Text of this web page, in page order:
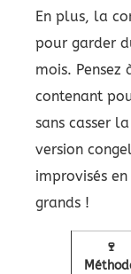
En plus, la
pour garder
mois. Pensez
contenant
sans casser
version
improvisés
grands !
🍷